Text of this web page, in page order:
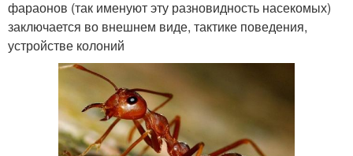
фараонов (так именуют эту разновидность насекомых)
заключается во внешнем виде, тактике поведения,
устройстве колоний